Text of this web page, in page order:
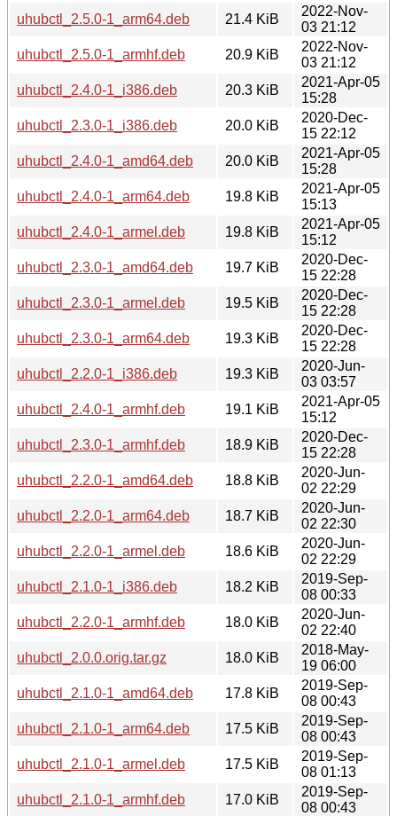
uhubctl_2.5.0-1_arm64.deb
21.4 KiB
2022-Nov-
03 21:12
uhubctl_2.5.0-1_armhf.deb
20.9 KiB
2022-Nov-
03 21:12
uhubctl_2.4.0-1_i386.deb
20.3 KiB
2021-Apr-05
15:28
uhubctl_2.3.0-1_i386.deb
20.0 KiB
2020-Dec-
15 22:12
uhubctl_2.4.0-1_amd64.deb
20.0 KiB
2021-Apr-05
15:28
uhubctl_2.4.0-1_arm64.deb
19.8 KiB
2021-Apr-05
15:13
uhubctl_2.4.0-1_armel.deb
19.8 KiB
2021-Apr-05
15:12
uhubctl_2.3.0-1_amd64.deb
19.7 KiB
2020-Dec-
15 22:28
uhubctl_2.3.0-1_armel.deb
19.5 KiB
2020-Dec-
15 22:28
uhubctl_2.3.0-1_arm64.deb
19.3 KiB
2020-Dec-
15 22:28
uhubctl_2.2.0-1_i386.deb
19.3 KiB
2020-Jun-
03 03:57
uhubctl_2.4.0-1_armhf.deb
19.1 KiB
2021-Apr-05
15:12
uhubctl_2.3.0-1_armhf.deb
18.9 KiB
2020-Dec-
15 22:28
uhubctl_2.2.0-1_amd64.deb
18.8 KiB
2020-Jun-
02 22:29
uhubctl_2.2.0-1_arm64.deb
18.7 KiB
2020-Jun-
02 22:30
uhubctl_2.2.0-1_armel.deb
18.6 KiB
2020-Jun-
02 22:29
uhubctl_2.1.0-1_i386.deb
18.2 KiB
2019-Sep-
08 00:33
uhubctl_2.2.0-1_armhf.deb
18.0 KiB
2020-Jun-
02 22:40
uhubctl_2.0.0.orig.tar.gz
18.0 KiB
2018-May-
19 06:00
uhubctl_2.1.0-1_amd64.deb
17.8 KiB
2019-Sep-
08 00:43
uhubctl_2.1.0-1_arm64.deb
17.5 KiB
2019-Sep-
08 00:43
uhubctl_2.1.0-1_armel.deb
17.5 KiB
2019-Sep-
08 01:13
uhubctl_2.1.0-1_armhf.deb
17.0 KiB
2019-Sep-
08 00:43